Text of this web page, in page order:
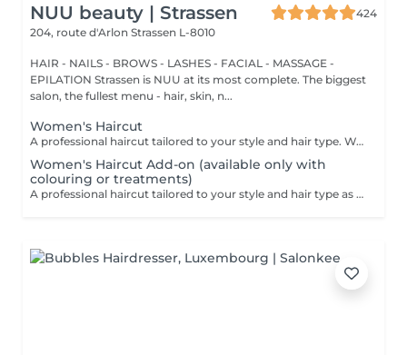
NUU beauty | Strassen
424
204, route d'Arlon Strassen L-8010
HAIR - NAILS - BROWS - LASHES - FACIAL - MASSAGE -
EPILATION Strassen is NUU at its most complete. The biggest
salon, the fullest menu - hair, skin, n...
Women's Haircut
A professional haircut tailored to your style and hair type. We begin with a short consultation to discuss your expectations, followed by a gentle wash while you relax lying comfortably in our Maletti chair, a precise cut, and a smooth blow-dry. We use Dyson Pro tools that protect your hair from excessive heat and deliver a sleek, polished finish. LaBiosthétique care and styling products provide holistic care for hair and scalp, combining scientific research with carefully selected natural ingredients. All brushes are sanitised with Sibel equipment, which effectively removes hair, product buildup, and impurities while reducing bacteria on the brush surface to maintain high hygiene standards for every client. For a more defined final look, styling can be added as an add-on. Simple, Moderate, Complex This grading reflects your hair's individual characteristics, such as texture, density, and length and is assessed by your hairdresser at the start of your visit. Not sure which to choose? We recommend booking Complex. The price will be adjusted after your consultation. Note: This is not related to the difficulty of haircuts or timing.
Women's Haircut Add-on (available only with
colouring or treatments)
A professional haircut tailored to your style and hair type as an add-on to colouring or treatments. We begin with a short consultation to discuss your expectations, followed by a gentle wash while you relax lying comfortably in our Maletti chair, a precise cut, and a smooth blow-dry. We use Dyson Pro tools that protect your hair from excessive heat and deliver a sleek, polished finish. LaBiosthétique care and styling products provide holistic care for hair and scalp, combining scientific research with carefully selected natural ingredients. All brushes are sanitised with Sibel equipment, which effectively removes hair, product buildup, and impurities while reducing bacteria on the brush surface to maintain high hygiene standards for every client. For a more defined final look, styling can be added as an add-on. Simple, Moderate, Complex This grading reflects your hair's individual characteristics, such as texture, density, and length and is assessed by your hairdresser at the start of your visit. Not sure which to choose? We recommend booking Complex. The price will be adjusted after your consultation. Note: This is not related to the difficulty of haircuts or timing.